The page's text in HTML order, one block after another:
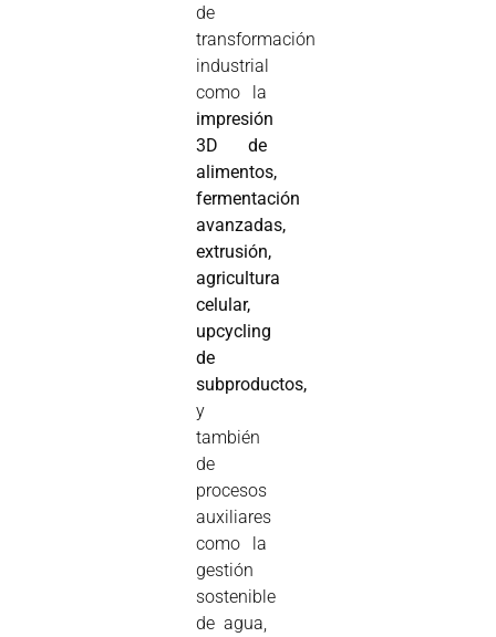
de
transformación
industrial
como la
impresión
3D de
alimentos,
fermentación
avanzadas,
extrusión,
agricultura
celular,
upcycling
de
subproductos,
y
también
de
procesos
auxiliares
como la
gestión
sostenible
de agua,